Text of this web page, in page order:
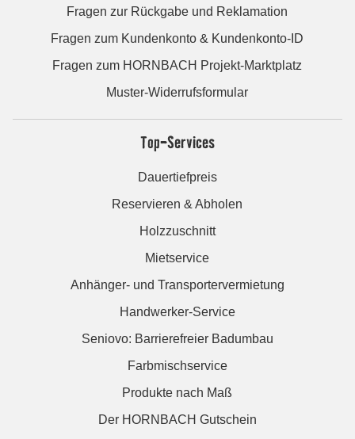
Fragen zur Rückgabe und Reklamation
Fragen zum Kundenkonto & Kundenkonto-ID
Fragen zum HORNBACH Projekt-Marktplatz
Muster-Widerrufsformular
Top-Services
Dauertiefpreis
Reservieren & Abholen
Holzzuschnitt
Mietservice
Anhänger- und Transportervermietung
Handwerker-Service
Seniovo: Barrierefreier Badumbau
Farbmischservice
Produkte nach Maß
Der HORNBACH Gutschein